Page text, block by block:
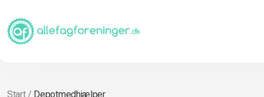
Start/ Depotmedhjælper